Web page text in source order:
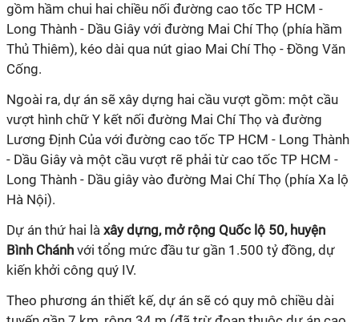
gồm hầm chui hai chiều nối đường cao tốc TP HCM -
Long Thành - Dầu Giây với đường Mai Chí Thọ (phía hầm
Thủ Thiêm), kéo dài qua nút giao Mai Chí Thọ - Đồng Văn
Cống.
Ngoài ra, dự án sẽ xây dựng hai cầu vượt gồm: một cầu
vượt hình chữ Y kết nối đường Mai Chí Thọ và đường
Lương Định Của với đường cao tốc TP HCM - Long Thành
- Dầu Giây và một cầu vượt rẽ phải từ cao tốc TP HCM -
Long Thành - Dầu giây vào đường Mai Chí Thọ (phía Xa lộ
Hà Nội).
Dự án thứ hai là xây dựng, mở rộng Quốc lộ 50, huyện
Bình Chánh với tổng mức đầu tư gần 1.500 tỷ đồng, dự
kiến khởi công quý IV.
Theo phương án thiết kế, dự án sẽ có quy mô chiều dài